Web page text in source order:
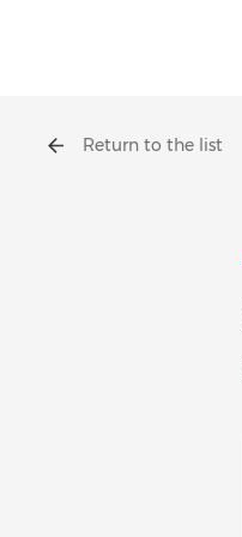
Return to the list